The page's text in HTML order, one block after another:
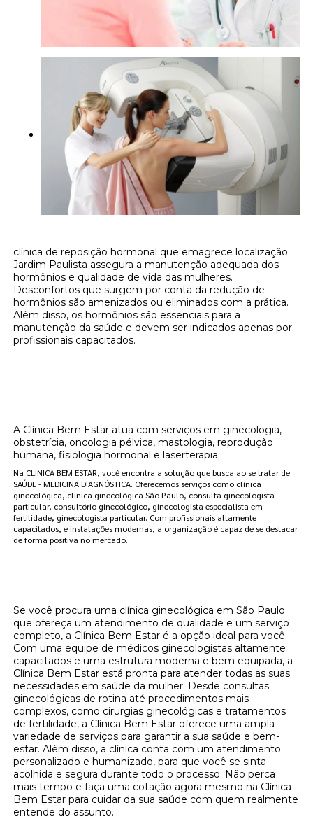
clínica de reposição hormonal que emagrece localização
Jardim Paulista assegura a manutenção adequada dos
hormônios e qualidade de vida das mulheres.
Desconfortos que surgem por conta da redução de
hormônios são amenizados ou eliminados com a prática.
Além disso, os hormônios são essenciais para a
manutenção da saúde e devem ser indicados apenas por
profissionais capacitados.
A Clínica Bem Estar atua com serviços em ginecologia,
obstetrícia, oncologia pélvica, mastologia, reprodução
humana, fisiologia hormonal e laserterapia.
Na CLINICA BEM ESTAR, você encontra a solução que busca ao se tratar de
SAÚDE - MEDICINA DIAGNÓSTICA. Oferecemos serviços como clínica
ginecológica, clínica ginecológica São Paulo, consulta ginecologista
particular, consultório ginecológico, ginecologista especialista em
fertilidade, ginecologista particular. Com profissionais altamente
capacitados, e instalações modernas, a organização é capaz de se destacar
de forma positiva no mercado.
Se você procura uma clínica ginecológica em São Paulo
que ofereça um atendimento de qualidade e um serviço
completo, a Clínica Bem Estar é a opção ideal para você.
Com uma equipe de médicos ginecologistas altamente
capacitados e uma estrutura moderna e bem equipada, a
Clínica Bem Estar está pronta para atender todas as suas
necessidades em saúde da mulher. Desde consultas
ginecológicas de rotina até procedimentos mais
complexos, como cirurgias ginecológicas e tratamentos
de fertilidade, a Clínica Bem Estar oferece uma ampla
variedade de serviços para garantir a sua saúde e bem-
estar. Além disso, a clínica conta com um atendimento
personalizado e humanizado, para que você se sinta
acolhida e segura durante todo o processo. Não perca
mais tempo e faça uma cotação agora mesmo na Clínica
Bem Estar para cuidar da sua saúde com quem realmente
entende do assunto.